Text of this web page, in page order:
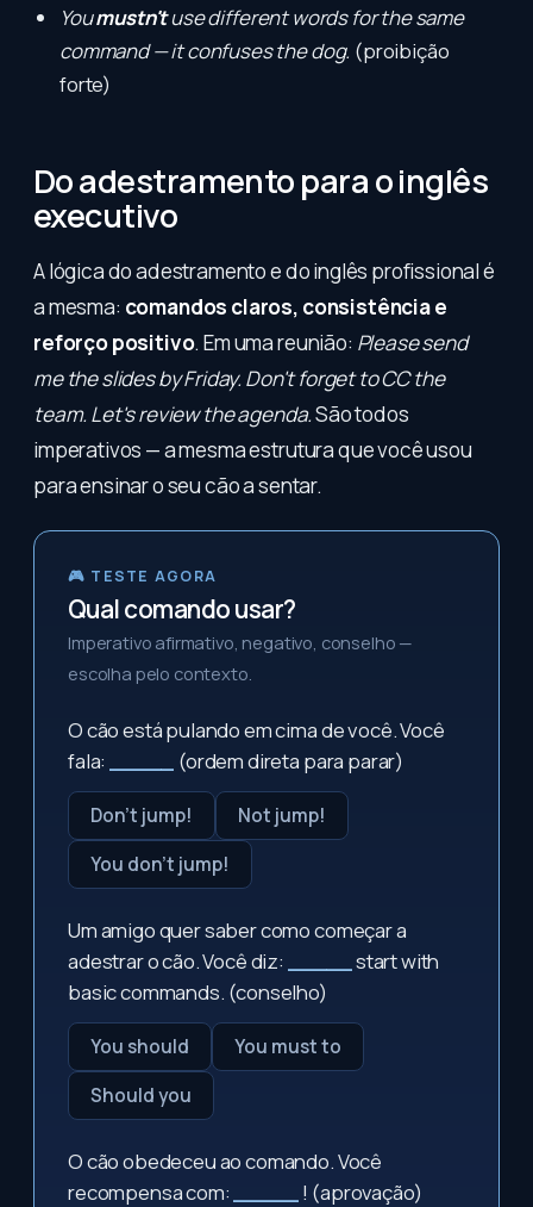
Youmustn'tuse different words for the same
command — it confuses the dog. (proibição
forte)
Do adestramento para o inglês
executivo
A lógica do adestramento e do inglês profissional é
a mesma: comandos claros, consistência e
reforço positivo. Em uma reunião: Please send
me the slides by Friday. Don't forget to CC the
team. Let's review the agenda.São todos
imperativos — a mesma estrutura que você usou
para ensinar o seu cão a sentar.
🎮 TESTE AGORA
Qual comando usar?
Imperativo afirmativo, negativo, conselho —
escolha pelo contexto.
O cão está pulando em cima de você. Você
fala:
(ordem direta para parar)
Don't jump!
Not jump!
You don't jump!
Um amigo quer saber como começar a
adestrar o cão. Você diz:
start with
basic commands. (conselho)
You should
You must to
Should you
O cão obedeceu ao comando. Você
recompensa com:
! (aprovação)